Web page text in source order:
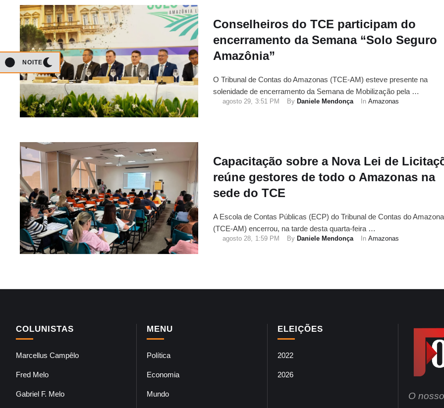
NOITE
Conselheiros do TCE participam do
encerramento da Semana “Solo Seguro
Amazônia”
O Tribunal de Contas do Amazonas (TCE-AM) esteve presente na
solenidade de encerramento da Semana de Mobilização pela …
agosto 29, 3:51 PM By Daniele Mendonça In Amazonas
Capacitação sobre a Nova Lei de
reúne gestores de todo o Amazonas na
sede do TCE
A Escola de Contas Públicas (ECP) do Tribunal de Contas do
(TCE-AM) encerrou, na tarde desta quarta-feira …
agosto 28, 1:59 PM By Daniele Mendonça In Amazonas
COLUNISTAS
Marcellus Campêlo
Fred Melo
Gabriel F. Melo
MENU
Política
Economia
Mundo
ELEIÇÕES
2022
2026
O